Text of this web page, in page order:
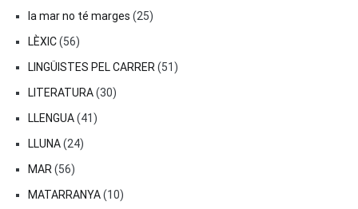
la mar no té marges (25)
LÈXIC(56)
LINGÜISTES PEL CARRER (51)
LITERATURA(30)
LLENGUA(41)
LLUNA(24)
MAR (56)
MATARRANYA(10)